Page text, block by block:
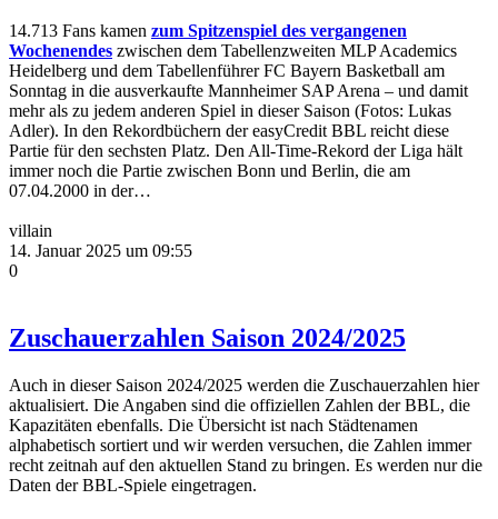
14.713 Fans kamen zum Spitzenspiel des vergangenen
Wochenendes zwischen dem Tabellenzweiten MLP Academics
Heidelberg und dem Tabellenführer FC Bayern Basketball am
Sonntag in die ausverkaufte Mannheimer SAP Arena – und damit
mehr als zu jedem anderen Spiel in dieser Saison (Fotos: Lukas
Adler). In den Rekordbüchern der easyCredit BBL reicht diese
Partie für den sechsten Platz. Den All-Time-Rekord der Liga hält
immer noch die Partie zwischen Bonn und Berlin, die am
07.04.2000 in der…
villain
14. Januar 2025 um 09:55
0
Zuschauerzahlen Saison 2024/2025
Auch in dieser Saison 2024/2025 werden die Zuschauerzahlen hier
aktualisiert. Die Angaben sind die offiziellen Zahlen der BBL, die
Kapazitäten ebenfalls. Die Übersicht ist nach Städtenamen
alphabetisch sortiert und wir werden versuchen, die Zahlen immer
recht zeitnah auf den aktuellen Stand zu bringen. Es werden nur die
Daten der BBL-Spiele eingetragen.